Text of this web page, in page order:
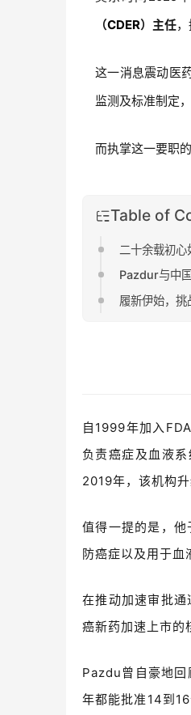
（CDER）主任
这一消息震动医
监测及标准制定
而执掌这一要职
Table of
二十余载初
Pazdur与中
履新伊始，挑
自 1999年加入 FDA
负责癌症及血液
2019年，该机构
值得一提的是， 他
防癌症以及用于血
在推动加速审批通
癌新药加速上市的
Pazdu 曾自豪地回
年都能批准 14到 16